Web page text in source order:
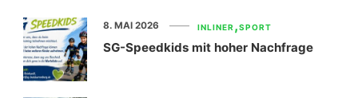
INLINER SPORT
SG-Speedkids mit hoher Nachfrage
8. MAI 2026